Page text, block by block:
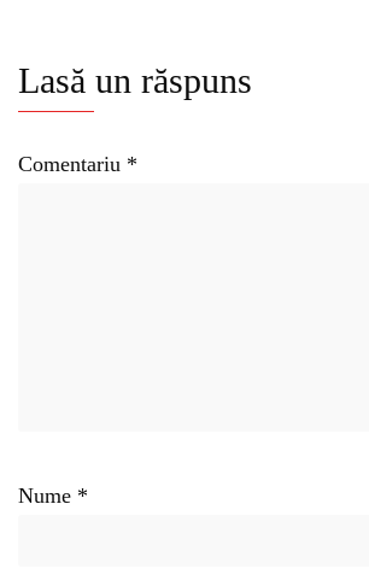
Lasă un răspuns
Comentariu *
Nume *